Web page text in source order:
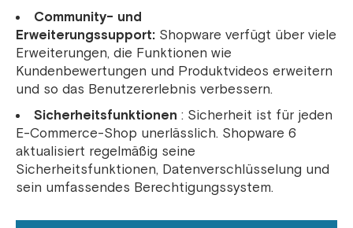
Community- und
Erweiterungssupport: Shopware verfügt über viele
Erweiterungen, die Funktionen wie
Kundenbewertungen und Produktvideos erweitern
und so das Benutzererlebnis verbessern.
Sicherheitsfunktionen : Sicherheit ist für jeden
E-Commerce-Shop unerlässlich. Shopware 6
aktualisiert regelmäßig seine
Sicherheitsfunktionen, Datenverschlüsselung und
sein umfassendes Berechtigungssystem.